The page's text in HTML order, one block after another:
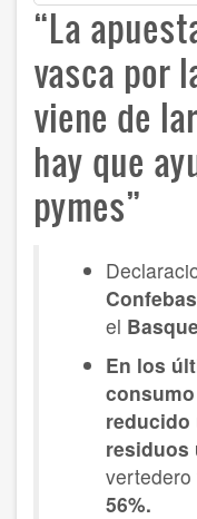
“La
vasca por
viene de
hay que
pymes”
el
En los
reducido
residuos
vertedero
56%.